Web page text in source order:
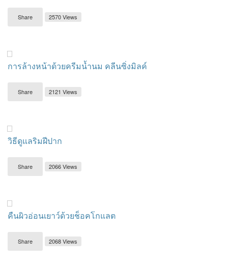
Share 2570 Views
การล้างหน้าด้วยครีมน้ำนม คลีนซิ่งมิลค์
Share 2121 Views
วิธีดูแลริมฝีปาก
Share 2066 Views
คืนผิวอ่อนเยาว์ด้วยช็อคโกแลต
Share 2068 Views